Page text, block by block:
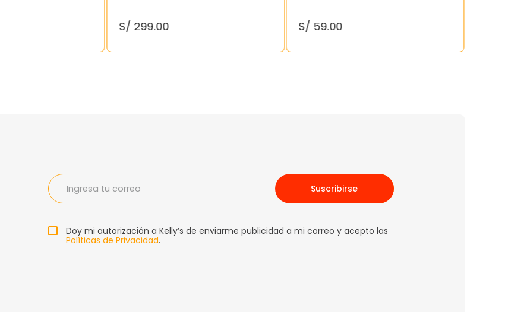
S/ 299.00 S/ 59.00
Suscribirse
Doy mi autorización a Kelly’s de enviarme publicidad a mi correo y acepto las
Políticas de Privacidad.